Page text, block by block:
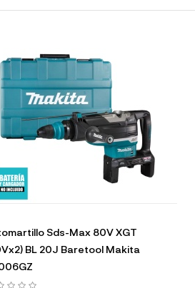
Sds-Max 80V XGT
BL 20J Baretool Makita